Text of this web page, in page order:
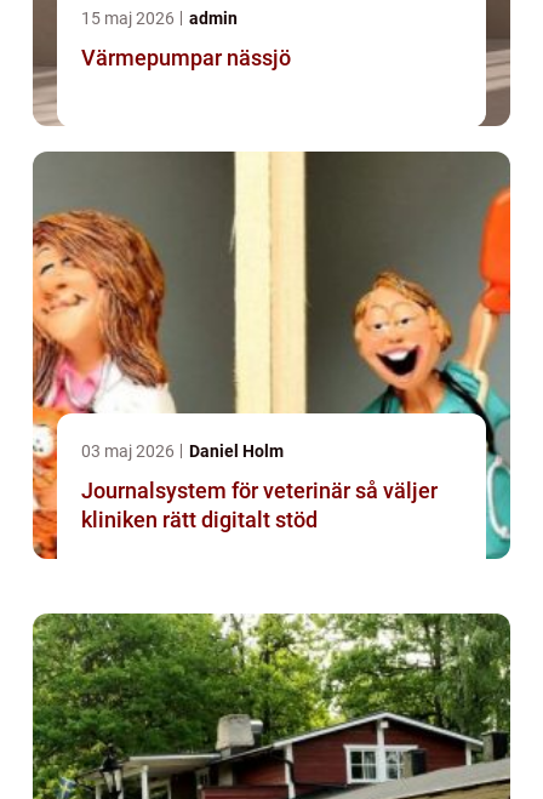
15 maj 2026 admin
Värmepumpar nässjö
03 maj 2026 Daniel Holm
Journalsystem för veterinär så väljer
kliniken rätt digitalt stöd